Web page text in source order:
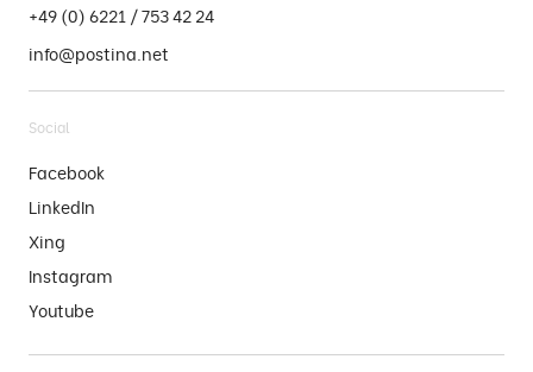
+49 (0) 6221 / 753 42 24
info@postina.net
Social
Facebook
LinkedIn
Xing
Instagram
Youtube